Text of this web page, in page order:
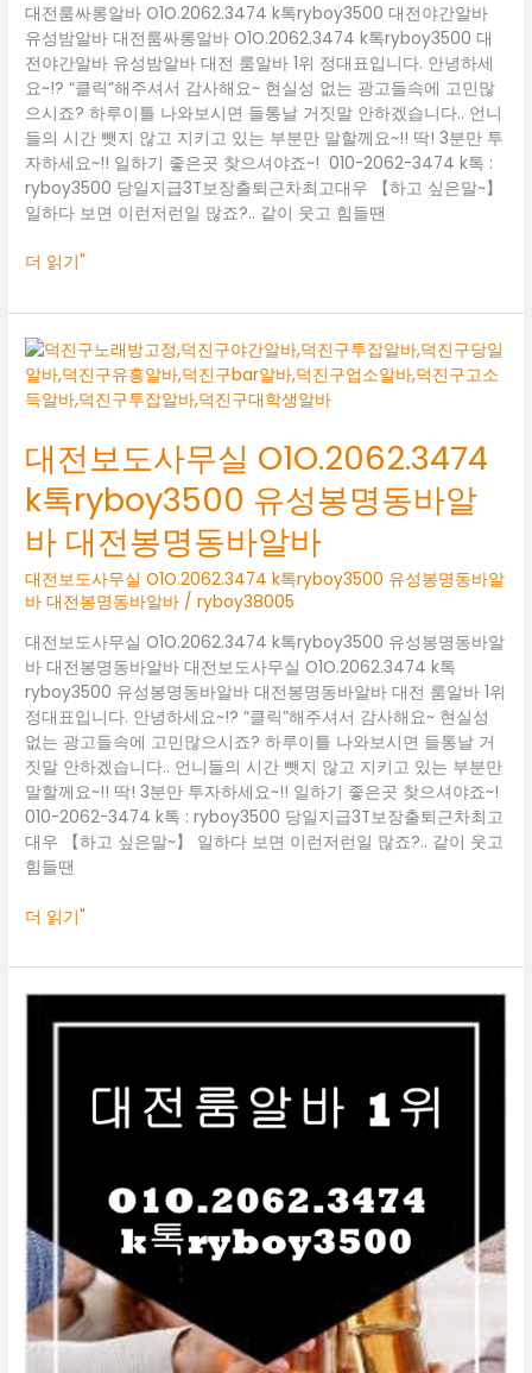
대전룸싸롱알바 O1O.2062.3474 k톡ryboy3500 대전야간알바
유성밤알바 대전룸싸롱알바 O1O.2062.3474 k톡ryboy3500 대
전야간알바 유성밤알바 대전 룸알바 1위 정대표입니다. 안녕하세
요~!? “클릭”해주셔서 감사해요~ 현실성 없는 광고들속에 고민많
으시죠? 하루이틀 나와보시면 들통날 거짓말 안하겠습니다.. 언니
들의 시간 뺏지 않고 지키고 있는 부분만 말할께요~!! 딱! 3분만 투
자하세요~!! 일하기 좋은곳 찾으셔야죠~! 010-2062-3474 k톡 :
ryboy3500 당일지급3T보장출퇴근차최고대우 【하고 싶은말~】
일하다 보면 이런저런일 많죠?.. 같이 웃고 힘들땐
전
야
간
알
바
유
성
밤
알
더 읽기"
대전보도사무실 O1O.2062.3474
k톡ryboy3500 유성봉명동바알
바 대전봉명동바알바
대전보도사무실 O1O.2062.3474 k톡ryboy3500 유성봉명동바알
바 대전봉명동바알바 /ryboy38005
대전보도사무실 O1O.2062.3474 k톡ryboy3500 유성봉명동바알
바 대전봉명동바알바 대전보도사무실 O1O.2062.3474 k톡
ryboy3500 유성봉명동바알바 대전봉명동바알바 대전 룸알바 1위
정대표입니다. 안녕하세요~!? “클릭”해주셔서 감사해요~ 현실성
없는 광고들속에 고민많으시죠? 하루이틀 나와보시면 들통날 거
짓말 안하겠습니다.. 언니들의 시간 뺏지 않고 지키고 있는 부분만
말할께요~!! 딱! 3분만 투자하세요~!! 일하기 좋은곳 찾으셔야죠~!
010-2062-3474 k톡 : ryboy3500 당일지급3T보장출퇴근차최고
대우 【하고 싶은말~】 일하다 보면 이런저런일 많죠?.. 같이 웃고
힘들땐
대
전
보
사
실
O1O.2062.3474
k
톡
ryboy3500
성
봉
명
동
바
알
바
대
전
봉
동
알
바
더 읽기"
대
O1O.2062.3474
ryboy3500
둔
산
동
룸
알
바